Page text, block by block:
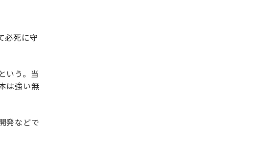
必死に守
いう。当
は強い無
発などで